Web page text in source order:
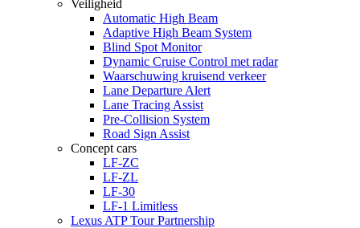
Veiligheid
Automatic High Beam
Adaptive High Beam System
Blind Spot Monitor
Dynamic Cruise Control met radar
Waarschuwing kruisend verkeer
Lane Departure Alert
Lane Tracing Assist
Pre-Collision System
Road Sign Assist
Concept cars
LF-ZC
LF-ZL
LF-30
LF-1 Limitless
Lexus ATP Tour Partnership